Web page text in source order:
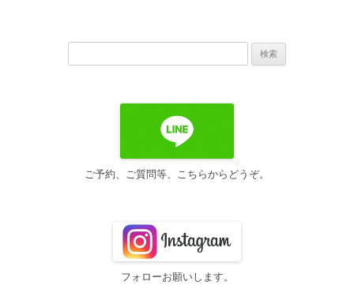
ご予約、ご質問等、こちらからどうぞ。
フォローお願いします。